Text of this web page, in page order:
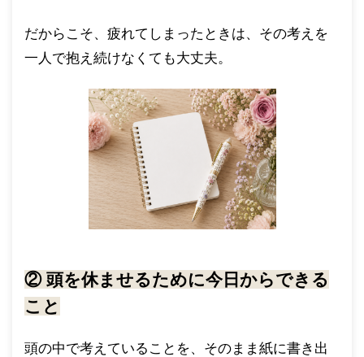
だからこそ、疲れてしまったときは、その考えを
一人で抱え続けなくても大丈夫。
② 頭を休ませるために今日からできる
こと
頭の中で考えていることを、そのまま紙に書き出